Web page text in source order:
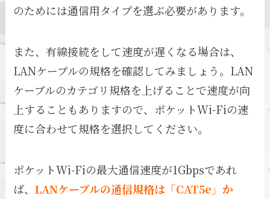
のためには通信用タイプを選ぶ必要があります。
また、有線接続をして速度が遅くなる場合は、
LANケーブルの規格を確認してみましょう。LAN
ケーブルのカテゴリ規格を上げることで速度が向
上することもありますので、ポケットWi-Fiの速
度に合わせて規格を選択してください。
ポケットWi-Fiの最大通信速度が1Gbpsであれ
ば、LANケーブルの通信規格は「CAT5e」か